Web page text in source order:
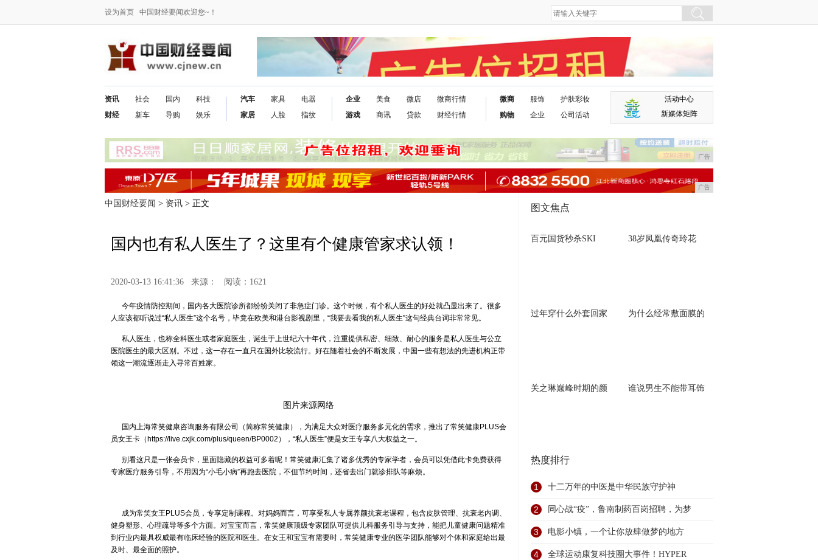
设为首页 中国财经要闻欢迎您~！
资讯
财经
社会
新车
国内
导购
科技
娱乐
汽车
家居
家具
人脸
电器
指纹
企业
游戏
美食
商讯
微店
贷款
微商行情
财经行情
微商
购物
服饰
企业
护肤彩妆
公司活动
活动中心
新媒体矩阵
广告
广告
中国财经要闻 > 资讯 > 正文
国内也有私人医生了？这里有个健康管家求认领！
2020-03-13 16:41:36 来源： 阅读：1621
今年疫情防控期间，国内各大医院诊所都纷纷关闭了非急症门诊。这个时候，有个私人医生的好处就凸显出来了。很多
人应该都听说过“私人医生”这个名号，毕竟在欧美和港台影视剧里，“我要去看我的私人医生”这句经典台词非常常见。
私人医生，也称全科医生或者家庭医生，诞生于上世纪六十年代，注重提供私密、细致、耐心的服务是私人医生与公立
医院医生的最大区别。不过，这一存在一直只在国外比较流行。好在随着社会的不断发展，中国一些有想法的先进机构正带
领这一潮流逐渐走入寻常百姓家。
图片来源网络
国内上海常笑健康咨询服务有限公司（简称常笑健康），为满足大众对医疗服务多元化的需求，推出了常笑健康PLUS会
员女王卡（https://live.cxjk.com/plus/queen/BP0002），“私人医生”便是女王专享八大权益之一。
别看这只是一张会员卡，里面隐藏的权益可多着呢！常笑健康汇集了诸多优秀的专家学者，会员可以凭借此卡免费获得
专家医疗服务引导，不用因为“小毛小病”再跑去医院，不但节约时间，还省去出门就诊排队等麻烦。
成为常笑女王PLUS会员，专享定制课程。对妈妈而言，可享受私人专属养颜抗衰老课程，包含皮肤管理、抗衰老内调、
健身塑形、心理疏导等多个方面。对宝宝而言，常笑健康顶级专家团队可提供儿科服务引导与支持，能把儿童健康问题精准
到行业内最具权威最有临床经验的医院和医生。在女王和宝宝有需要时，常笑健康专业的医学团队能够对个体和家庭给出最
及时、最全面的照护。
图文焦点
百元国货秒杀SKI 38岁凤凰传奇玲花
过年穿什么外套回家 为什么经常敷面膜的
关之琳巅峰时期的颜 谁说男生不能带耳饰
热度排行
1 十二万年的中医是中华民族守护神
2 同心战“疫”，鲁南制药百岗招聘，为梦
3 电影小镇，一个让你放肆做梦的地方
4 全球运动康复科技圈大事件！HYPER